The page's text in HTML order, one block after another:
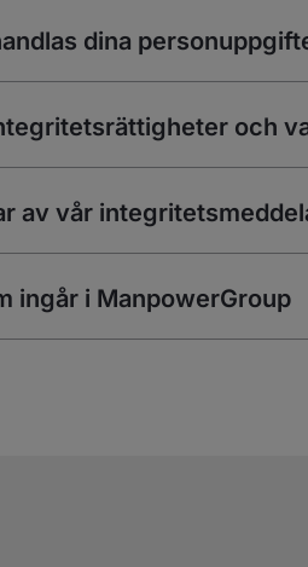
dina
och
av vår
ingår i ManpowerGroup